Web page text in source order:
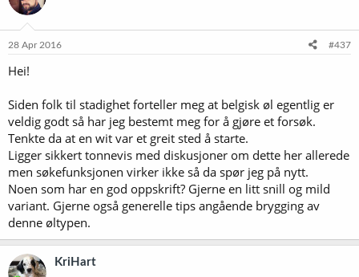
28 Apr 2016 #437
Hei!
Siden folk til stadighet forteller meg at belgisk øl egentlig er
veldig godt så har jeg bestemt meg for å gjøre et forsøk.
Tenkte da at en wit var et greit sted å starte.
Ligger sikkert tonnevis med diskusjoner om dette her allerede
men søkefunksjonen virker ikke så da spør jeg på nytt.
Noen som har en god oppskrift? Gjerne en litt snill og mild
variant. Gjerne også generelle tips angående brygging av
denne øltypen.
KriHart